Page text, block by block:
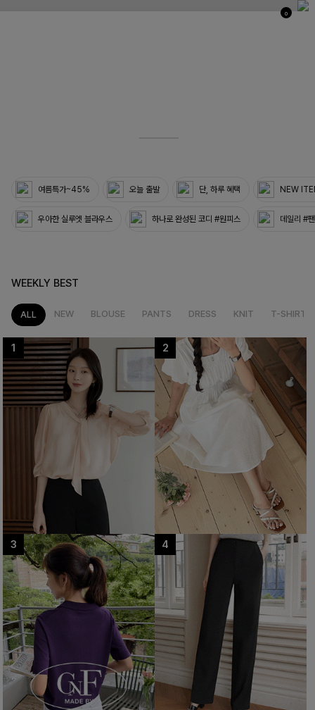
0
여름특가~45% 오늘 출발 단, 하루 혜택 NEW
우아한 실루엣 블라우스 하나로 완성된 코디 #원피스 데일리 #
WEEKLY BEST
ALL NEW BLOUSE PANTS DRESS KNIT T-SHIRT